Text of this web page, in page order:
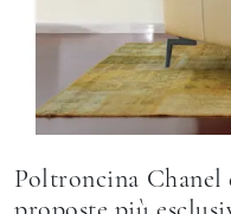
Poltroncina